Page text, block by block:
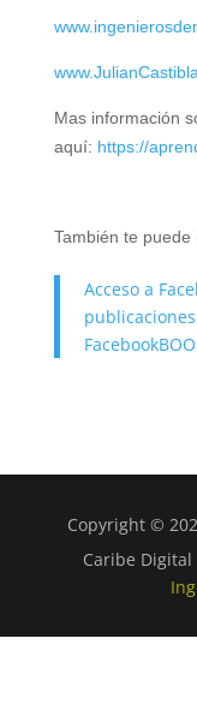
Mas información
aquí: https://
También te
Acceso a
Copyright ©
Caribe